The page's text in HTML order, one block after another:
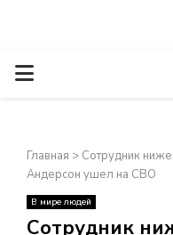
О
Н
О
Главная > Сотрудник
Андерсон ушел на СВО
В мире людей
Сотрудник